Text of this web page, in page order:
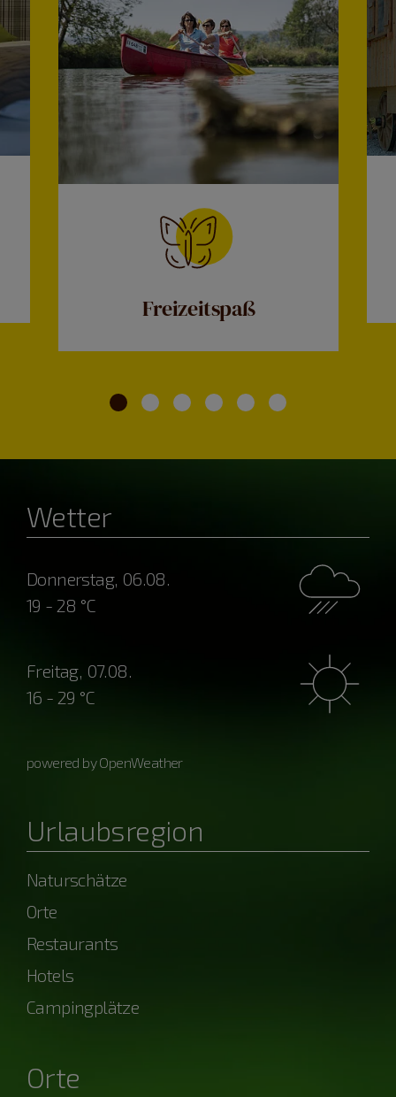
Freizeitspaß
Wetter
Donnerstag, 06.08.
19 - 28 °C
Freitag, 07.08.
16 - 29 °C
powered by OpenWeather
Urlaubsregion
Naturschätze
Orte
Restaurants
Hotels
Campingplätze
Orte